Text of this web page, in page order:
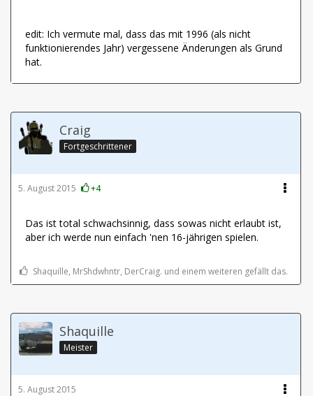
edit: Ich vermute mal, dass das mit 1996 (als nicht
funktionierendes Jahr) vergessene Änderungen als Grund
hat.
Craig
Fortgeschrittener
5. August 2015 +4
Das ist total schwachsinnig, dass sowas nicht erlaubt ist,
aber ich werde nun einfach 'nen 16-jährigen spielen.
Shaquille, MrShdwhntr, DerCraig. und einem weiteren gefällt das.
Shaquille
Meister
5. August 2015